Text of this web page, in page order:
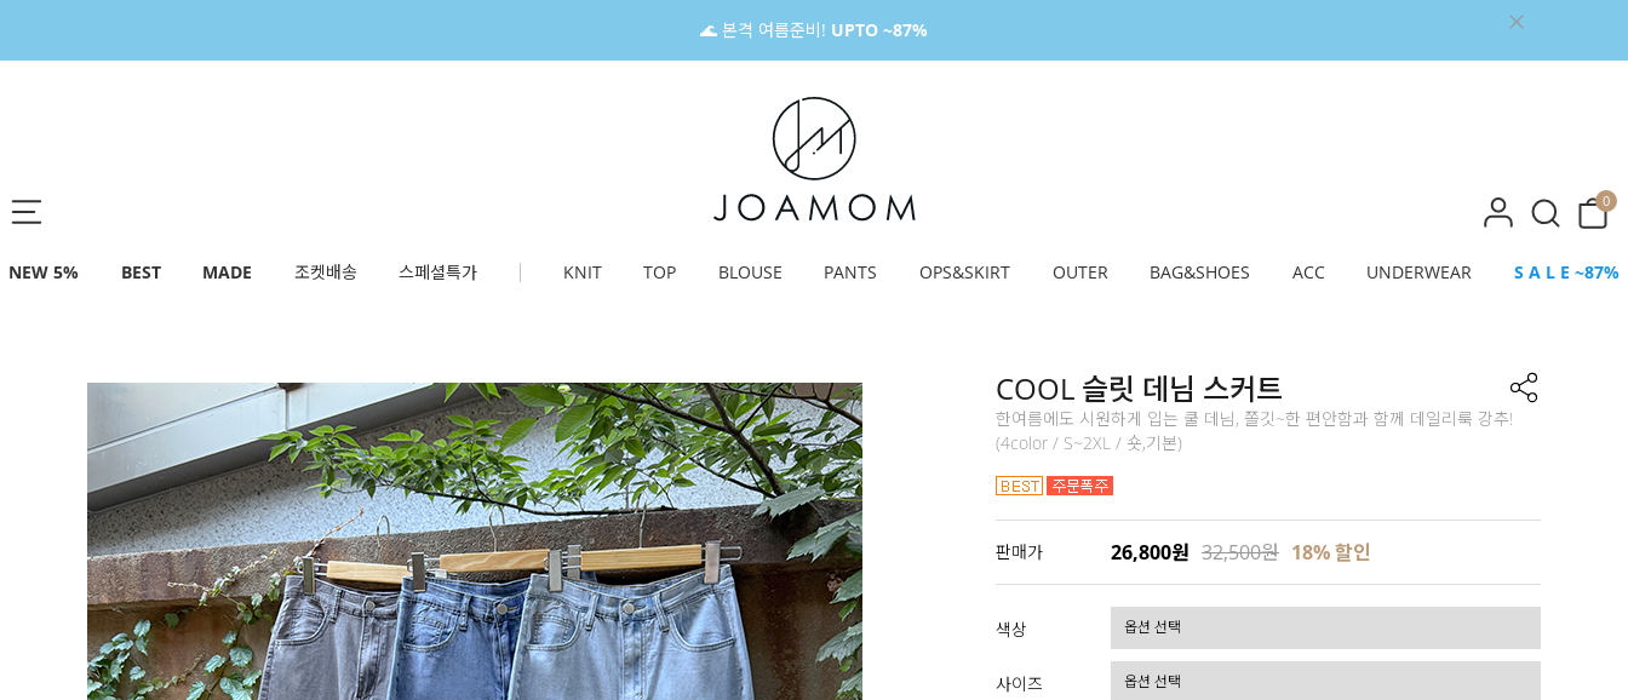
🌊 본격 여름준비! UPTO ~87%
0
NEW 5% BEST MADE 조켓배송 스페셜특가 KNIT TOP BLOUSE PANTS OPS&SKIRT OUTER BAG&SHOES ACC UNDERWEAR S A L E ~87%
COOL 슬릿 데님 스커트
한여름에도 시원하게 입는 쿨 데님, 쫄깃~한 편안함과 함께 데일리룩 강추!
(4color / S~2XL / 숏,기본)
판매가 26,800원 32,500원 18% 할인
색상
사이즈